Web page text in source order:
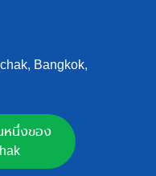
Bangkok,
หนึ่งของ